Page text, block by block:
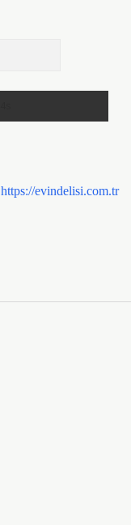
https://evindelisi.com.tr